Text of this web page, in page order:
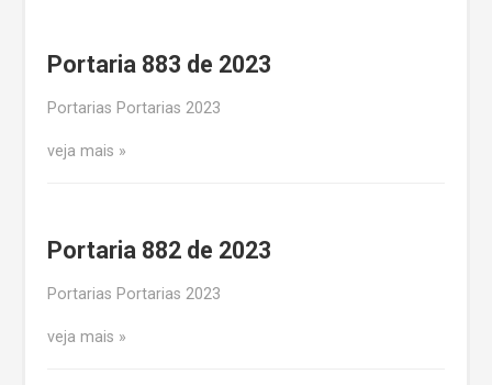
Portaria 883 de 2023
Portarias Portarias 2023
veja mais
Portaria 882 de 2023
Portarias Portarias 2023
veja mais